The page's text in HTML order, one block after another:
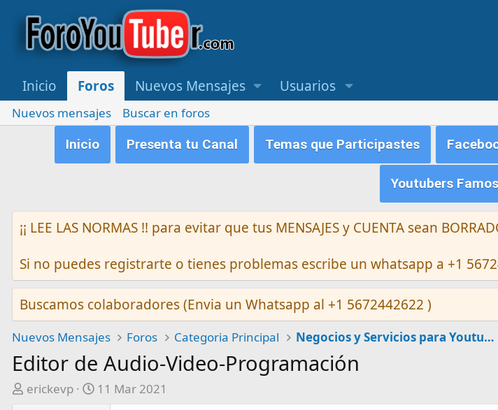
Inicio Foros Nuevos Mensajes Usuarios
Nuevos mensajes
Buscar en foros
Inicio
Presenta tu Canal Temas que Participastes
Youtubers
¡¡ LEE LAS NORMAS !! para evitar que tus MENSAJES y CUENTA sean
Si no puedes registrarte o tienes problemas escribe un whatsapp a +1
Buscamos colaboradores (Envia un Whatsapp al +1 5672442622 )
Nuevos Mensajes Foros Categoria Principal Negocios y Servicios para Youtubers
Editor de Audio-Video-Programación
A
erickevp
F11 Mar 2021